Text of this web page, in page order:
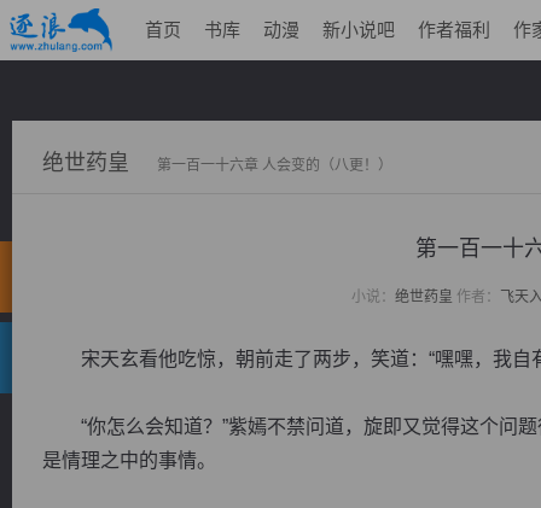
首页 书库 动漫 新小说吧 作者福利 作
绝世药皇 第一百一十六章 人会变的（八更！）
第一百一十
小说： 绝世药皇 作者： 飞天
宋天玄看他吃惊，朝前走了两步，笑道：“嘿嘿，我自
“你怎么会知道？”紫嫣不禁问道，旋即又觉得这个问
是情理之中的事情。